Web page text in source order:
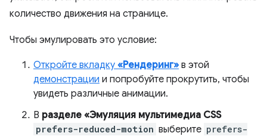
количество движения на странице.
Чтобы эмулировать это условие:
Откройте вкладку «Рендеринг» в этой
демонстрации и попробуйте прокрутить, чтобы
увидеть различные анимации.
В разделе «Эмуляция мультимедиа CSS
prefers-reduced-motion выберите prefers-